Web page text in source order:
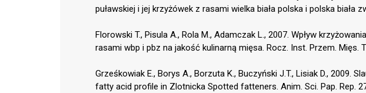
puławskiej i jej krzyżówek z rasami wielka biała polska i polska biała
Florowski T., Pisula A., Rola M., Adamczak L., 2007. Wpływ
rasami wbp i pbz na jakość kulinarną mięsa. Rocz. Inst. Przem. Mięs.
Grześkowiak E., Borys A., Borzuta K., Buczyński J.T., Lisiak D., 2009.
fatty acid profile in Zlotnicka Spotted fatteners. Anim. Sci. Pap. Rep.